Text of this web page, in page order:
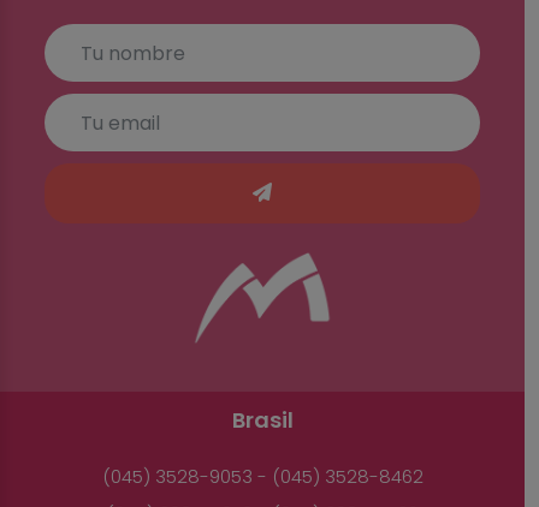
Brasil
(045) 3528-9053 - (045) 3528-8462